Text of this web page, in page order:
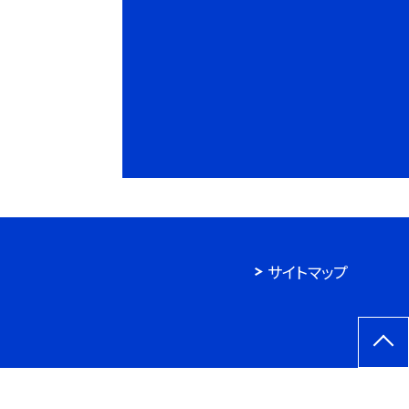
サイトマップ